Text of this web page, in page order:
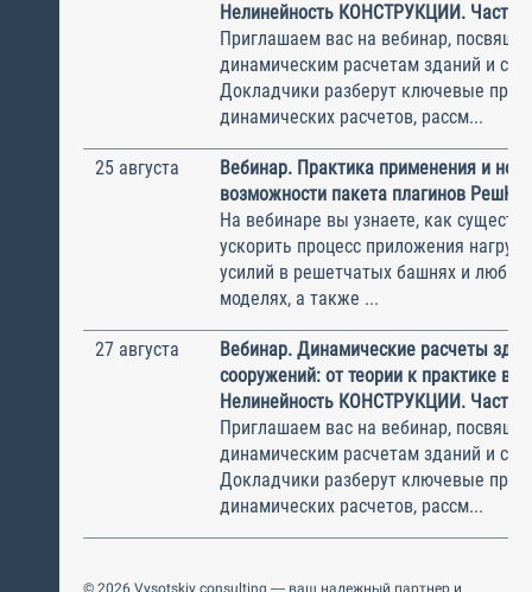
Нелинейность КОНСТРУКЦИИ. Часть 1
Приглашаем вас на вебинар,
динамическим расчетам зданий и
Докладчики разберут ключевые
динамических расчетов, рассм...
25 августа
Вебинар. Практика применения и
возможности пакета плагинов РешК к
На вебинаре вы узнаете, как
ускорить процесс приложения
усилий в решетчатых башнях и
моделях, а также ...
27 августа
Вебинар. Динамические расчеты
сооружений: от теории к практике в
Нелинейность КОНСТРУКЦИИ. Часть 2
Приглашаем вас на вебинар,
динамическим расчетам зданий и
Докладчики разберут ключевые
динамических расчетов, рассм...
© 2026 Vysotskiy consulting — ваш надежный партнер и